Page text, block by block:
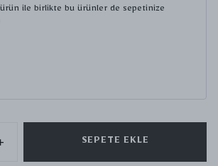
ile birlikte bu ürünler de sepetinize
SEPETE EKLE